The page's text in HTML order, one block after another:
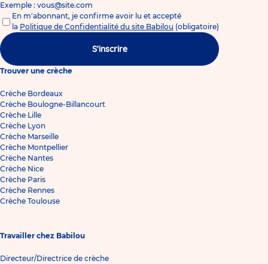
Exemple : vous@site.com
En m'abonnant, je confirme avoir lu et accepté
la Politique de Confidentialité du site Babilou (obligatoire)
S'inscrire
Trouver une crèche
Crèche Bordeaux
Crèche Boulogne-Billancourt
Crèche Lille
Crèche Lyon
Crèche Marseille
Crèche Montpellier
Crèche Nantes
Crèche Nice
Crèche Paris
Crèche Rennes
Crèche Toulouse
Travailler chez Babilou
Directeur/Directrice de crèche